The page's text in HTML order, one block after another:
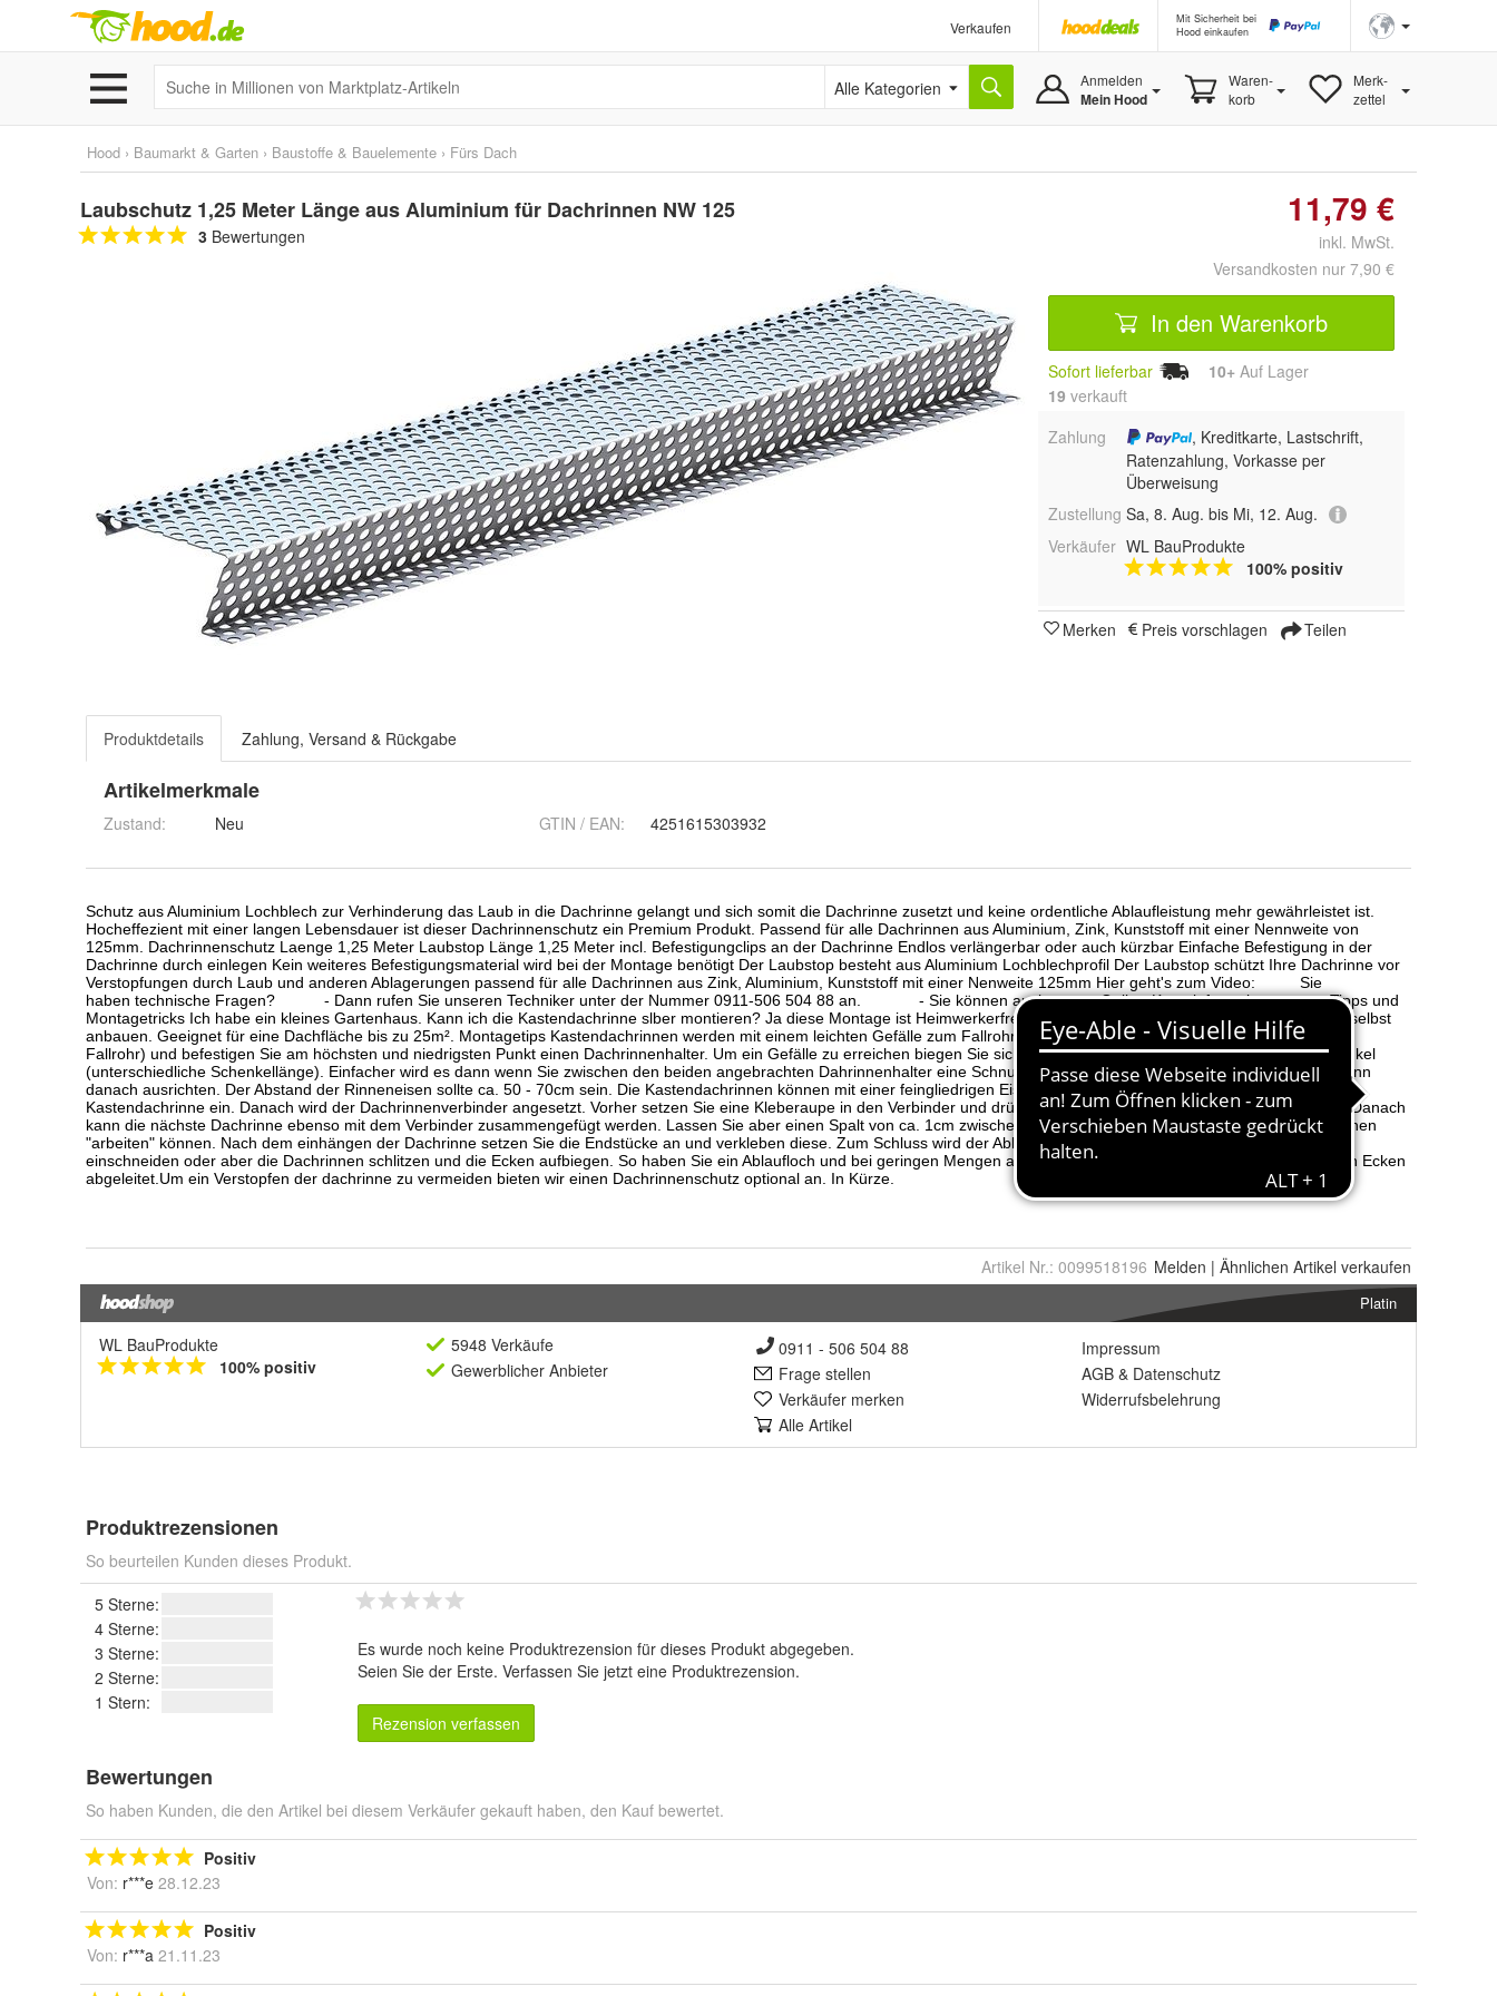
Verkaufen
Mit Sicherheit bei
Hood einkaufen
Alle Kategorien Anmelden
Mein Hood
Waren-
korb
Merk-
zettel
Hood › Baumarkt & Garten › Baustoffe & Bauelemente › Fürs Dach
Laubschutz 1,25 Meter Länge aus Aluminium für Dachrinnen NW 125
3 Bewertungen
11,79 €
inkl. MwSt.
Versandkosten nur 7,90 €
In den Warenkorb
Sofort lieferbar 10+ Auf Lager
19 verkauft
Zahlung
, Kreditkarte, Lastschrift,
Ratenzahlung, Vorkasse per
Überweisung
Zustellung Sa, 8. Aug. bis Mi, 12. Aug.
Verkäufer WL BauProdukte
100% positiv
Merken Preis vorschlagen Teilen
Produktdetails Zahlung, Versand & Rückgabe
Artikelmerkmale
Zustand: Neu GTIN / EAN: 4251615303932
Artikel Nr.: 0099518196 Melden | Ähnlichen Artikel verkaufen
Platin
WL BauProdukte
100% positiv
5948 Verkäufe
Gewerblicher Anbieter
0911 - 506 504 88
Frage stellen
Verkäufer merken
Alle Artikel
Impressum
AGB & Datenschutz
Widerrufsbelehrung
Produktrezensionen
So beurteilen Kunden dieses Produkt.
5 Sterne:
4 Sterne:
3 Sterne:
2 Sterne:
1 Stern:
Es wurde noch keine Produktrezension für dieses Produkt abgegeben.
Seien Sie der Erste. Verfassen Sie jetzt eine Produktrezension.
Rezension verfassen
Bewertungen
So haben Kunden, die den Artikel bei diesem Verkäufer gekauft haben, den Kauf bewertet.
Positiv
Von: r***e 28.12.23
Positiv
Von: r***a 21.11.23